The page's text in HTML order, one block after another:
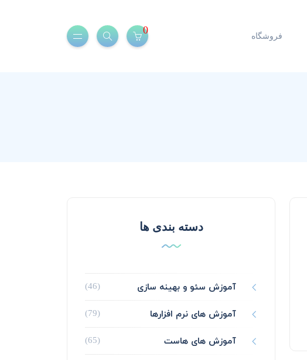
فروشگاه
0
دسته بندی ها
آموزش سئو و بهینه سازی (46)
آموزش های نرم افزارها (79)
آموزش های هاست (65)